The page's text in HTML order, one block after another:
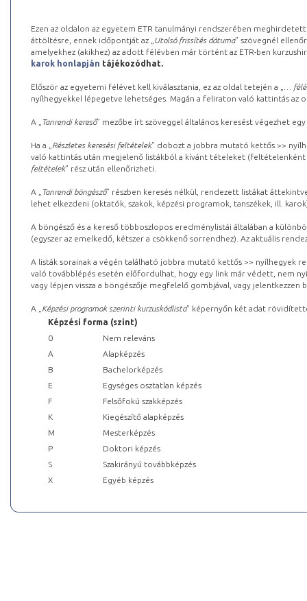
Ezen az oldalon az egyetem ETR tanulmányi rendszerében
áttöltésre, ennek időpontját az „ Utolsó frissítés dátuma” szövegnél
amelyekhez (akikhez) az adott félévben már történt az ETR-ben
karok honlapján tájékozódhat.
Először az egyetemi félévet kell kiválasztania, ez az oldal tetején a „
…
nyílhegyekkel lépegetve lehetséges. Magán a feliraton való kattintás az
A „ Tanrendi kereső” mezőbe írt szöveggel általános keresést végezhet
Ha a „ Részletes keresési feltételek” dobozt a jobbra mutató kettős >>
való kattintás után megjelenő listákból a kívánt tételeket (feltételenként
feltételek” rész után ellenőrizheti.
A „ Tanrendi böngésző” részben keresés nélkül, rendezett listákat
lehet elkezdeni (oktatók, szakok, képzési programok, tanszékek, ill.
A böngésző és a kereső többoszlopos eredménylistái általában a
(egyszer az emelkedő, kétszer a csökkenő sorrendhez). Az aktuális
A listák sorainak a végén található jobbra mutató kettős >> nyílhegyek
való továbblépés esetén előfordulhat, hogy egy link már védett, nem
vagy lépjen vissza a böngészője megfelelő gombjával, vagy
A „ Képzési programok szerinti kurzuskódlista” képernyőn két adat
Képzési forma (szint)
0
Nem releváns
A
Alapképzés
B
Bachelorképzés
E
Egységes osztatlan képzés
F
Felsőfokú szakképzés
K
Kiegészítő alapképzés
M
Mesterképzés
P
Doktori képzés
S
Szakirányú továbbképzés
X
Egyéb képzés